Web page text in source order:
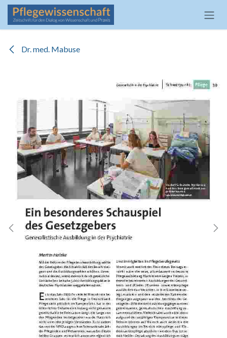
Zum Inhalt springen
Dr. med. Mabuse